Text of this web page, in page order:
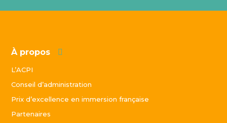
À propos
L’ACPI
Conseil d’administration
Prix d’excellence en immersion française
Partenaires